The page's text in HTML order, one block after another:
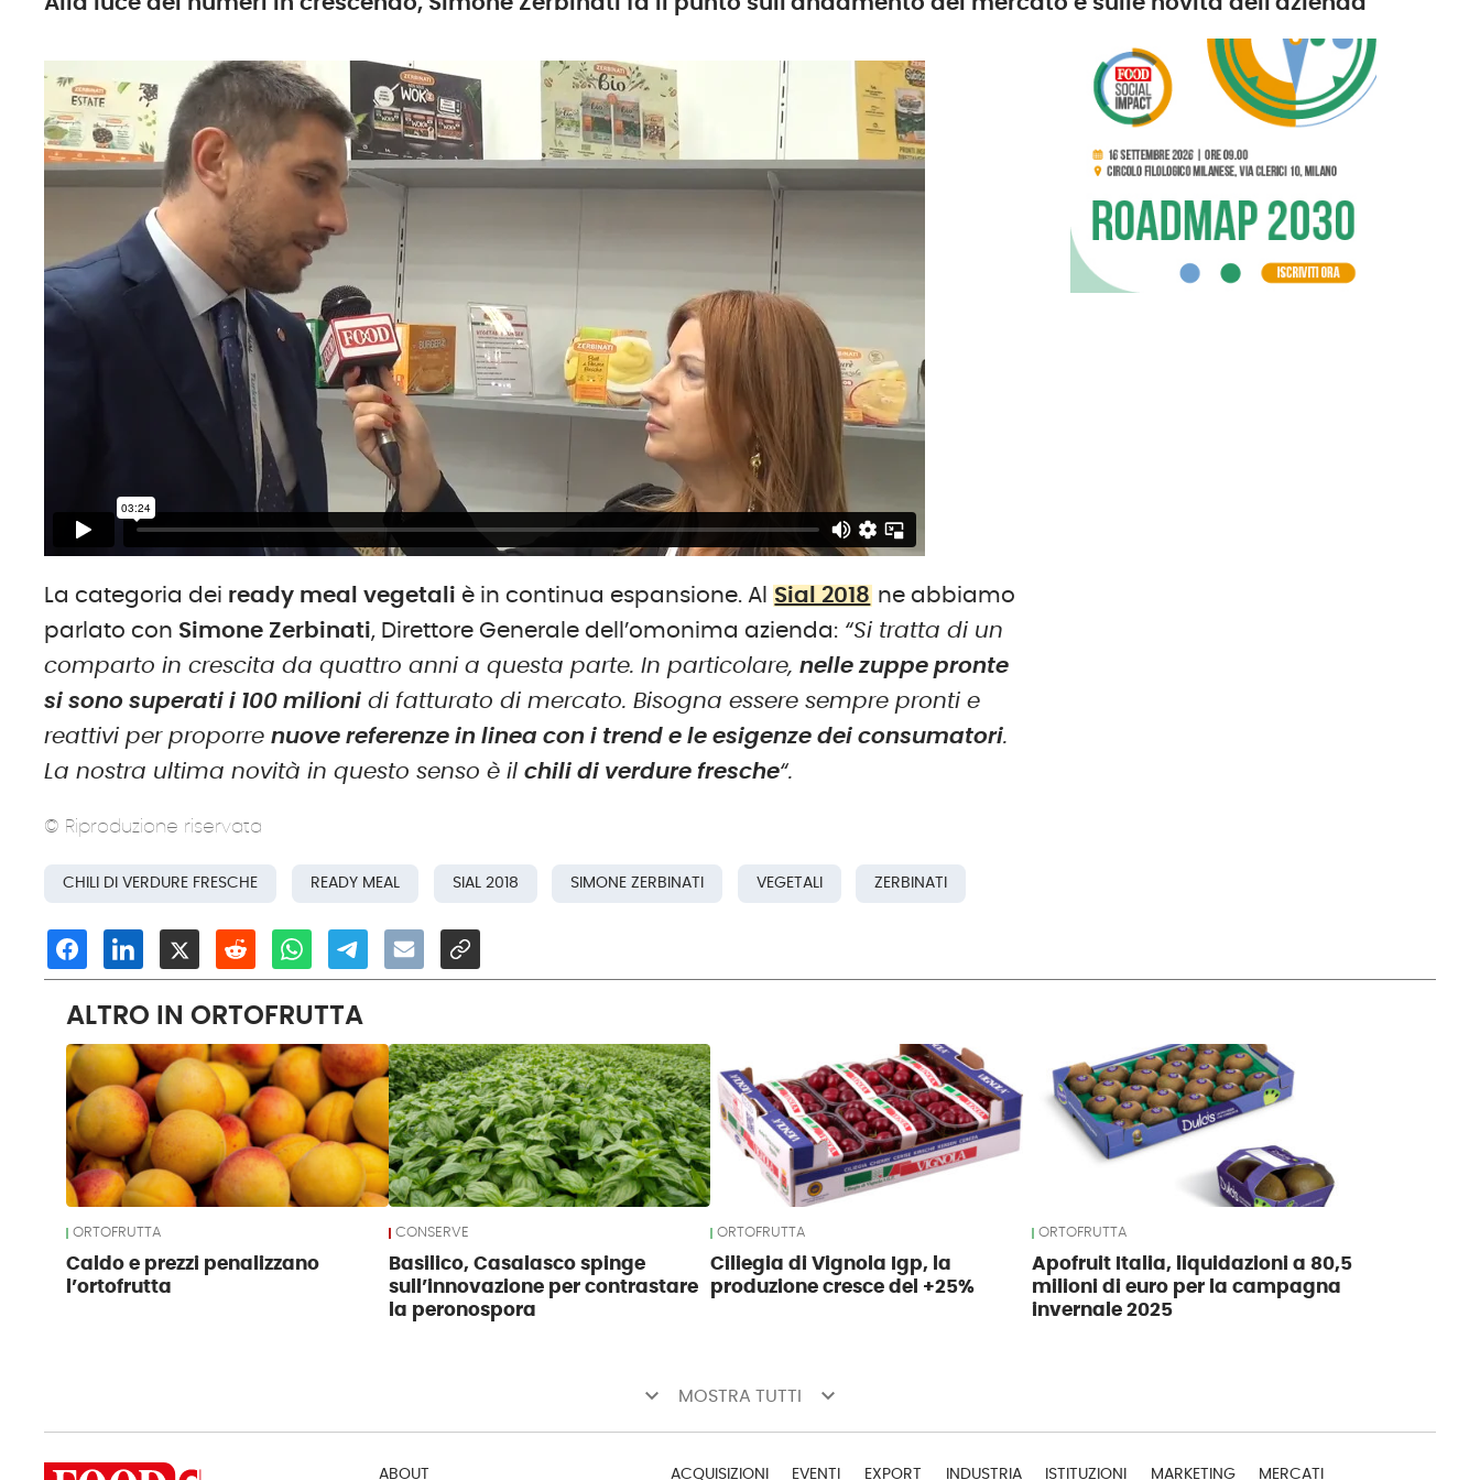
La categoria dei ready meal vegetali è in continua espansione. Al Sial 2018 ne abbiamo
parlato con Simone Zerbinati, Direttore Generale dell’omonima azienda: “Si tratta di un
comparto in crescita da quattro anni a questa parte. In particolare,nelle zuppe pronte
si sono superati i 100 milioni di fatturato di mercato. Bisogna essere sempre pronti e
reattivi per proporrenuove referenze in linea con i trend e le esigenze dei consumatori.
La nostra ultima novità in questo senso è ilchili di verdure fresche“.
© Riproduzione riservata
CHILI DI VERDURE FRESCHE READY MEAL SIAL 2018 SIMONE ZERBINATI VEGETALI ZERBINATI
ALTRO IN ORTOFRUTTA
ORTOFRUTTA
Caldo e prezzi penalizzano
l’ortofrutta
CONSERVE
Basilico, Casalasco spinge
sull’innovazione per contrastare
la peronospora
ORTOFRUTTA
Ciliegia di Vignola Igp, la
produzione cresce del +25%
ORTOFRUTTA
Apofruit Italia, liquidazioni a 80,5
milioni di euro per la campagna
invernale 2025
keyboard_arrow_down MOSTRA TUTTI keyboard_arrow_down
ABOUT ACQUISIZIONI EVENTI EXPORT INDUSTRIA ISTITUZIONI MARKETING MERCATI